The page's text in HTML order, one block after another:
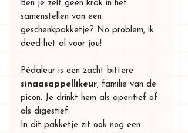
​Ben je zelf geen krak in het
samenstellen van een
geschenkpakketje? No problem, ik
deed het al voor jou!​
Pédaleur is een zacht bittere
sinaasappellikeur, familie van de
picon. Je drinkt hem als aperitief of
als digestief.
In dit pakketje zit ook nog een